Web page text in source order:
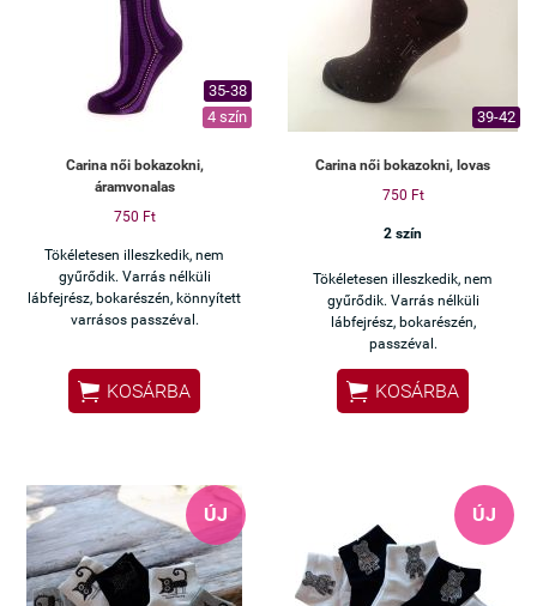
35-38
4 szín
Carina női bokazokni,
áramvonalas
750 Ft
Tökéletesen illeszkedik, nem
gyűrődik. Varrás nélküli
lábfejrész, bokarészén, könnyített
varrásos passzéval.
 KOSÁRBA
39-42
Carina női bokazokni, lovas
750 Ft
2 szín
Tökéletesen illeszkedik, nem
gyűrődik. Varrás nélküli
lábfejrész, bokarészén,
passzéval.
 KOSÁRBA
ÚJ ÚJ